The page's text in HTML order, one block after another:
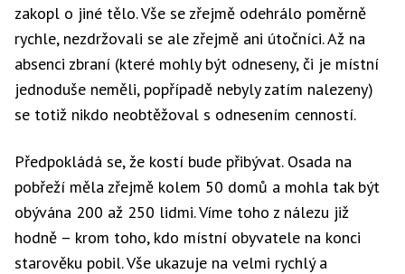
zakopl o jiné tělo. Vše se zřejmě odehrálo poměrně
rychle, nezdržovali se ale zřejmě ani útočníci. Až na
absenci zbraní (které mohly být odneseny, či je místní
jednoduše neměli, popřípadě nebyly zatím nalezeny)
se totiž nikdo neobtěžoval s odnesením cenností.
Předpokládá se, že kostí bude přibývat. Osada na
pobřeží měla zřejmě kolem 50 domů a mohla tak být
obývána 200 až 250 lidmi. Víme toho z nálezu již
hodně – krom toho, kdo místní obyvatele na konci
starověku pobil. Vše ukazuje na velmi rychlý a